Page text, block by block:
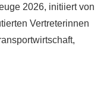
2026, initiiert von
Vertreterinnen